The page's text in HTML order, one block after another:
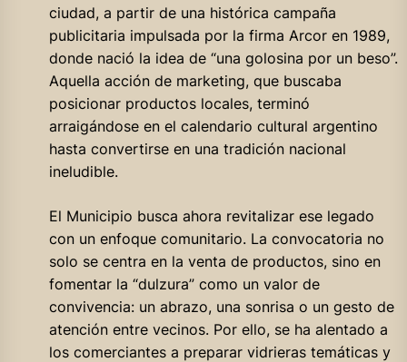
ciudad, a partir de una histórica campaña
publicitaria impulsada por la firma Arcor en 1989,
donde nació la idea de “una golosina por un beso”.
Aquella acción de marketing, que buscaba
posicionar productos locales, terminó
arraigándose en el calendario cultural argentino
hasta convertirse en una tradición nacional
ineludible.
El Municipio busca ahora revitalizar ese legado
con un enfoque comunitario. La convocatoria no
solo se centra en la venta de productos, sino en
fomentar la “dulzura” como un valor de
convivencia: un abrazo, una sonrisa o un gesto de
atención entre vecinos. Por ello, se ha alentado a
los comerciantes a preparar vidrieras temáticas y